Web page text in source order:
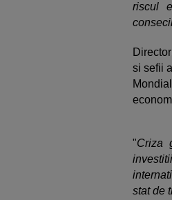
riscul
si sefii
"Criza
stat de